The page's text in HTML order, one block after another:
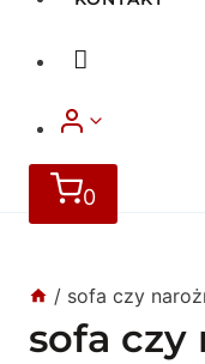
0
/ sofa czy
sofa czy